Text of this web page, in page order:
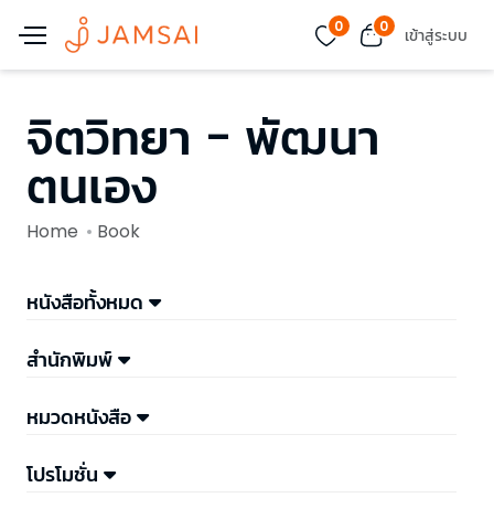
0 0 เข้าสู่ระบบ
จิตวิทยา - พัฒนา
ตนเอง
Home Book
หนังสือทั้งหมด
สำนักพิมพ์
หมวดหนังสือ
โปรโมชั่น